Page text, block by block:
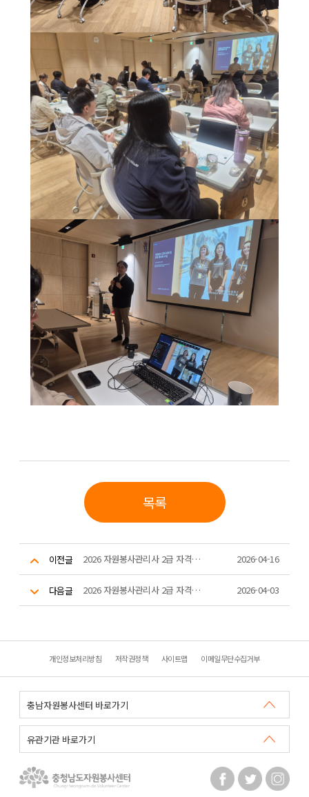
목록
이전글 2026 자원봉사관리사 2급 자격과정 대면교육(5회차) 2026-04-16
다음글 2026 자원봉사관리사 2급 자격과정 대면교육(1,2회차) 2026-04-03
개인정보처리방침 저작권정책 사이트맵 이메일무단수집거부